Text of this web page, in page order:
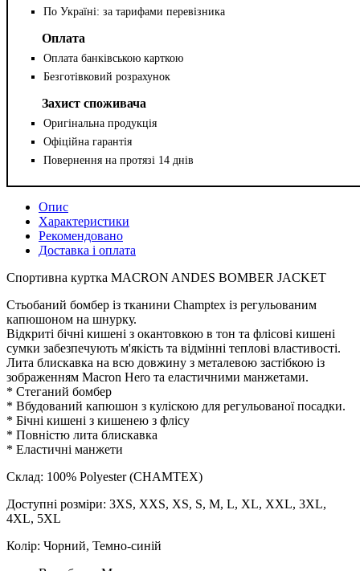
По Україні: за тарифами перевізника
Оплата
Оплата банківською карткою
Безготівковий розрахунок
Захист споживача
Оригінальна продукція
Офіційна гарантія
Повернення на протязі 14 днів
Опис
Характеристики
Рекомендовано
Доставка і оплата
Спортивна куртка MACRON ANDES BOMBER JACKET
Стьобаний бомбер із тканини Champtex із регульованим
капюшоном на шнурку.
Відкриті бічні кишені з окантовкою в тон та флісові кишені
сумки забезпечують м'якість та відмінні теплові властивості.
Лита блискавка на всю довжину з металевою застібкою із
зображенням Macron Hero та еластичними манжетами.
* Стеганий бомбер
* Вбудований капюшон з куліскою для регульованої посадки.
* Бічні кишені з кишенею з флісу
* Повністю лита блискавка
* Еластичні манжети
Склад: 100% Polyester (CHAMTEX)
Доступні розміри: 3XS, XXS, XS, S, M, L, XL, XXL, 3XL,
4XL, 5XL
Колір: Чорний, Темно-синій